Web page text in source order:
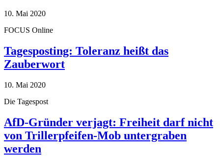
10. Mai 2020
FOCUS Online
Tagesposting: Toleranz heißt das
Zauberwort
10. Mai 2020
Die Tagespost
AfD-Gründer verjagt: Freiheit darf nicht
von Trillerpfeifen-Mob untergraben
werden